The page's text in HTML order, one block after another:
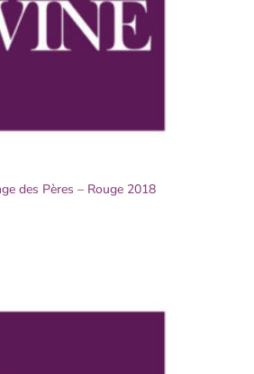
des Pères – Rouge 2018